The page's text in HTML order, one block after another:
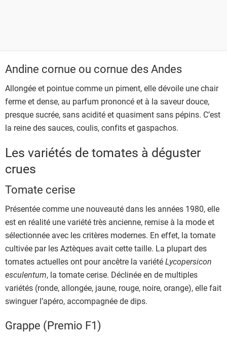
Andine cornue ou cornue des Andes
Allongée et pointue comme un piment, elle dévoile une chair
ferme et dense, au parfum prononcé et à la saveur douce,
presque sucrée, sans acidité et quasiment sans pépins. C’est
la reine des sauces, coulis, confits et gaspachos.
Les variétés de tomates à déguster
crues
Tomate cerise
Présentée comme une nouveauté dans les années 1980, elle
est en réalité une variété très ancienne, remise à la mode et
sélectionnée avec les critères modernes. En effet, la tomate
cultivée par les Aztèques avait cette taille. La plupart des
tomates actuelles ont pour ancêtre la variétéLycopersicon
esculentum, la tomate cerise. Déclinée en de multiples
variétés (ronde, allongée, jaune, rouge, noire, orange), elle fait
swinguer l’apéro, accompagnée de dips.
Grappe (Premio F1)